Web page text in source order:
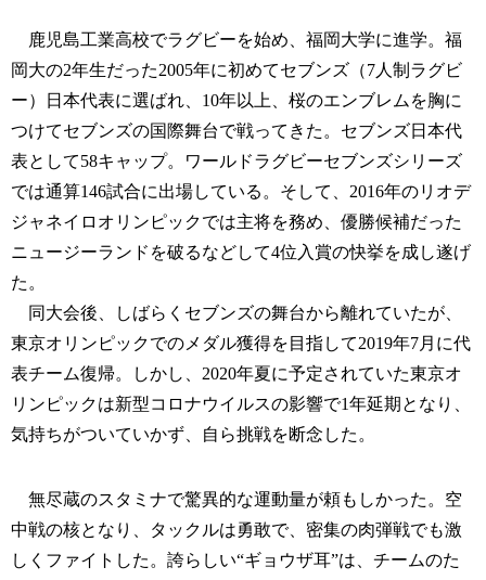
鹿児島工業高校でラグビーを始め、福岡大学に進学。福
岡大の2年生だった2005年に初めてセブンズ（7人制ラグビ
ー）日本代表に選ばれ、10年以上、桜のエンブレムを胸に
つけてセブンズの国際舞台で戦ってきた。セブンズ日本代
表として58キャップ。ワールドラグビーセブンズシリーズ
では通算146試合に出場している。そして、2016年のリオデ
ジャネイロオリンピックでは主将を務め、優勝候補だった
ニュージーランドを破るなどして4位入賞の快挙を成し遂げ
た。
同大会後、しばらくセブンズの舞台から離れていたが、
東京オリンピックでのメダル獲得を目指して2019年7月に代
表チーム復帰。しかし、2020年夏に予定されていた東京オ
リンピックは新型コロナウイルスの影響で1年延期となり、
気持ちがついていかず、自ら挑戦を断念した。
無尽蔵のスタミナで驚異的な運動量が頼もしかった。空
中戦の核となり、タックルは勇敢で、密集の肉弾戦でも激
しくファイトした。誇らしい“ギョウザ耳”は、チームのた